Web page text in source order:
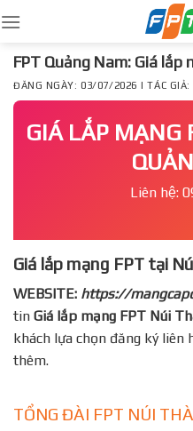
to
content
FPT Quảng Nam: Giá lắp
ĐĂNG NGÀY: 03/07/2026 | TÁC GIẢ:
GIÁ LẮP MẠNG
Liên hệ:
Giá lắp mạng FPT tại
WEBSITE: https://
tin Giá lắp mạng FPT Núi
khách lựa chọn đăng ký liên
thêm.
TỔNG ĐÀI FPT NÚI